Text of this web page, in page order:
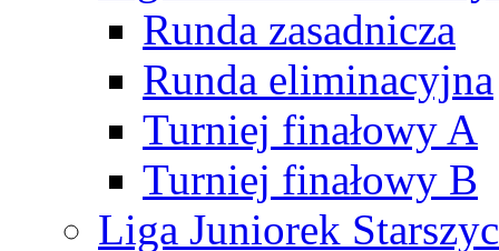
Runda zasadnicza
Runda eliminacyjna
Turniej finałowy A
Turniej finałowy B
Liga Juniorek